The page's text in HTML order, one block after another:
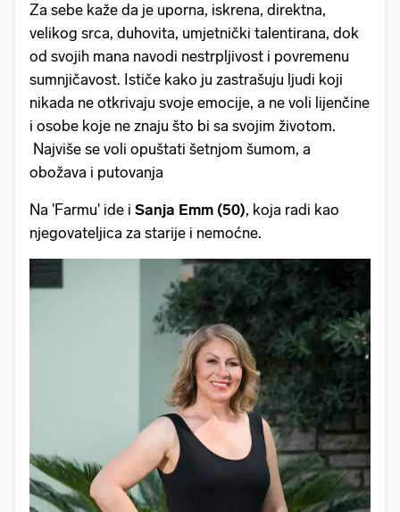
Za sebe kaže da je uporna, iskrena, direktna,
velikog srca, duhovita, umjetnički talentirana, dok
od svojih mana navodi nestrpljivost i povremenu
sumnjičavost. Ističe kako ju zastrašuju ljudi koji
nikada ne otkrivaju svoje emocije, a ne voli lijenčine
i osobe koje ne znaju što bi sa svojim životom.
Najviše se voli opuštati šetnjom šumom, a
obožava i putovanja
Na 'Farmu' ide i Sanja Emm (50), koja radi kao
njegovateljica za starije i nemoćne.